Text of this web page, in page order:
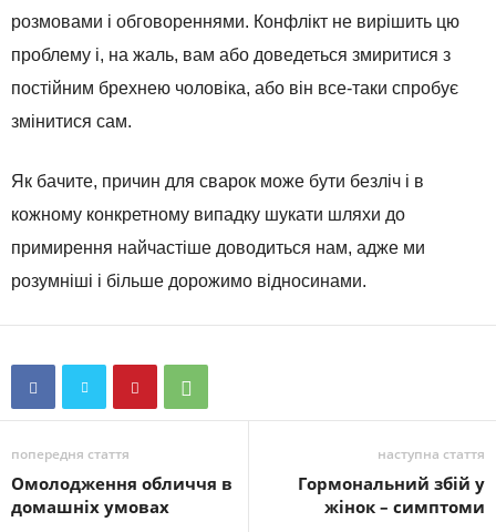
розмовами і обговореннями. Конфлікт не вирішить цю
проблему і, на жаль, вам або доведеться змиритися з
постійним брехнею чоловіка, або він все-таки спробує
змінитися сам.
Як бачите, причин для сварок може бути безліч і в
кожному конкретному випадку шукати шляхи до
примирення найчастіше доводиться нам, адже ми
розумніші і більше дорожимо відносинами.
попередня стаття
Омолодження обличчя в
домашніх умовах
наступна стаття
Гормональний збій у
жінок – симптоми